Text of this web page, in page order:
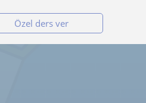
Özel ders ver